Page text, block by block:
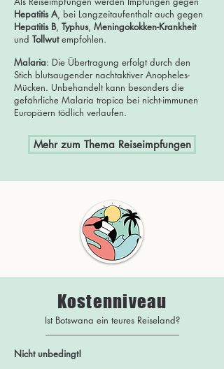
Hepatitis A, bei Langzeitaufenthalt auch gegen
Hepatitis B, Typhus, Meningokokken-Krankheit
und Tollwutempfohlen.
Malaria: Die Übertragung erfolgt durch den
Stich blutsaugender nachtaktiver Anopheles-
Mücken. Unbehandelt kann besonders die
gefährliche Malaria tropica bei nicht-immunen
Europäern tödlich verlaufen.
Mehr zum Thema Reiseimpfungen
Kostenniveau
Ist Botswana ein teures Reiseland?
Nicht unbedingt!